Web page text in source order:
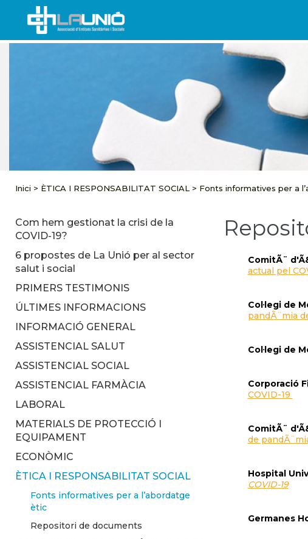
Inici > ÈTICA I RESPONSABILITAT SOCIAL > Fonts informatives per a
Com hem gestionat la crisi de la
COVID-19?
6 propostes de La Unió per al sector
salut i social
PRIMERS TESTIMONIS
ÚLTIMES INFORMACIONS
INFORMACIÓ GENERAL
ASSISTENCIAL SALUT
ASSISTENCIAL SOCIAL
ASSISTENCIAL FARMÀCIA
LABORAL
MATERIALS DE PROTECCIÓ I
EQUIPAMENT
ECONÒMIC
ÈTICA I RESPONSABILITAT SOCIAL
Fonts informatives per a l’abordatge
ètic
Repositori de documents
ComitÃ¨
actual pel
Col·legi de
pandÃ¨mia
Col·legi de
Corporació
COVID-19
ComitÃ¨
de
Hospital
COVID-19
Germanes